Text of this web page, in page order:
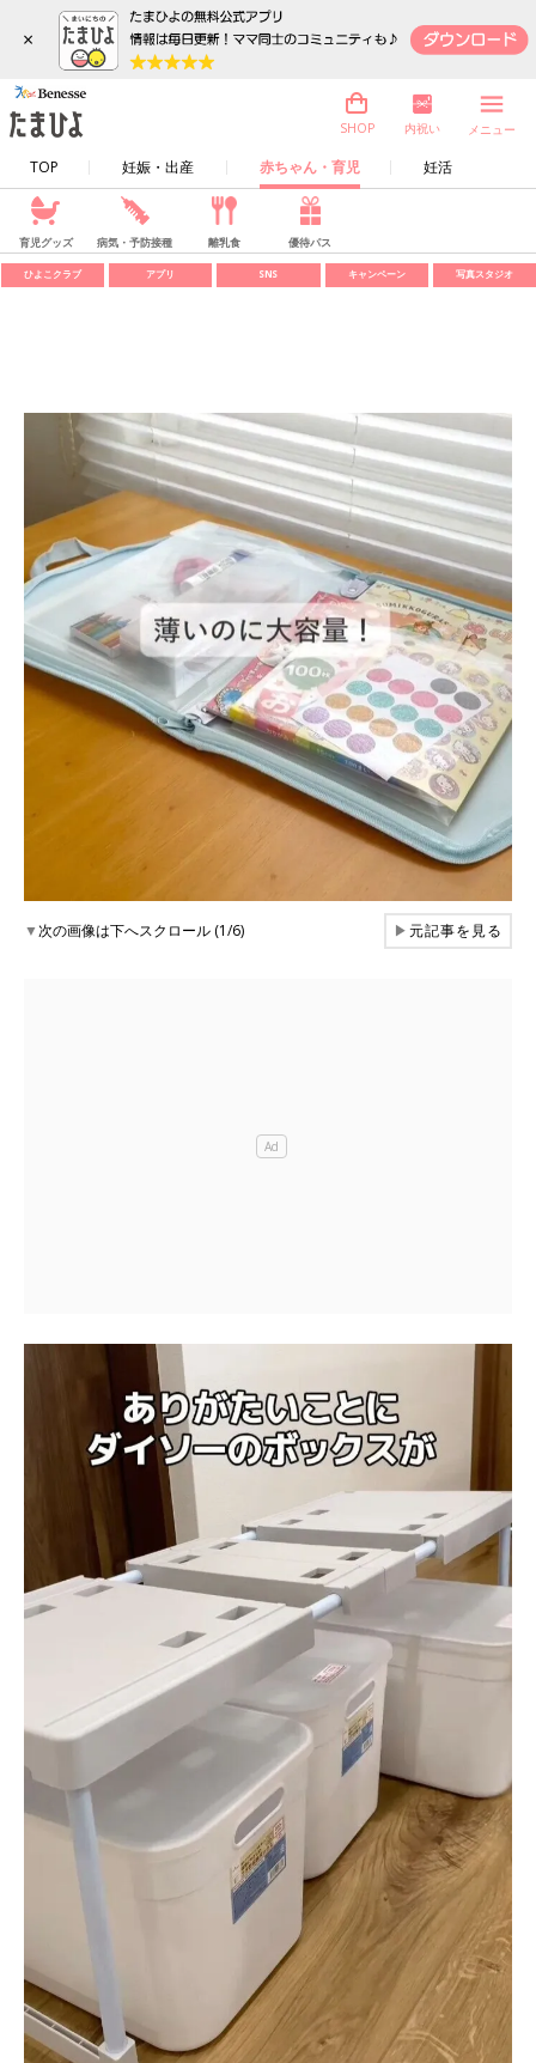
×
TOP 妊娠・出産 赤ちゃん・育児 妊活
SHOP 内祝い メニュー
育児グッズ 病気・予防接種 離乳食 優待パス
ひよこクラブ アプリ SNS キャンペーン 写真スタジオ
▼次の画像は下へスクロール (1/6) ▶元記事を見る